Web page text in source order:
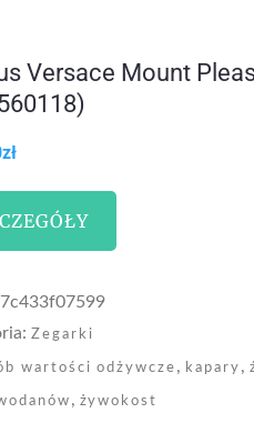
Versace Mount
zł
Zegarki
wartości odżywcze , kapary ,
, żywokost